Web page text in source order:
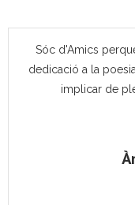
Sóc d'Amics
dedicació a la
implicar de